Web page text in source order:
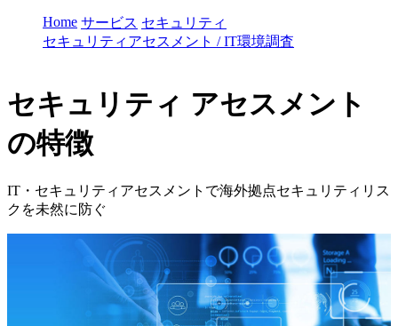
Home サービス セキュリティ
セキュリティアセスメント / IT環境調査
セキュリティ アセスメント
の特徴
IT・セキュリティアセスメントで海外拠点セキュリティリス
クを未然に防ぐ